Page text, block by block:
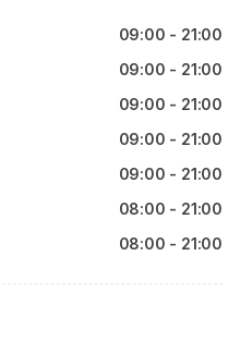
09:00 - 21:00
09:00 - 21:00
09:00 - 21:00
09:00 - 21:00
09:00 - 21:00
08:00 - 21:00
08:00 - 21:00